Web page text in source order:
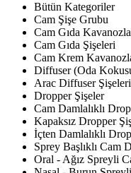
Bütün Kategoriler
Cam Şişe Grubu
Cam Gıda
Cam Gıda Şişeleri
Cam Krem
Diffuser (Oda
Arac Diffuser
Dropper Şişeler
Cam Damlalıklı
Kapaksız Dropper
İçten Damlalıklı
Sprey Başlıklı Cam
Oral - Ağız Spreyli